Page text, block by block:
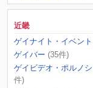
近畿
ゲイナイト・イベント
ゲイバー (35件)
ゲイビデオ・ポルノ
件)